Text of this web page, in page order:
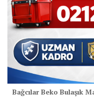
Bağcılar Beko Bulaşık